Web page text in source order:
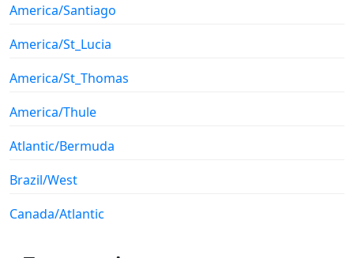
America/Santiago
America/St_Lucia
America/St_Thomas
America/Thule
Atlantic/Bermuda
Brazil/West
Canada/Atlantic